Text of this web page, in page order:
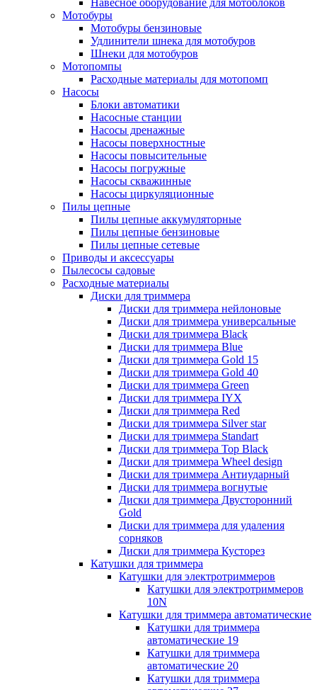
Навесное оборудование для мотоблоков
Мотобуры
Мотобуры бензиновые
Удлинители шнека для мотобуров
Шнеки для мотобуров
Мотопомпы
Расходные материалы для мотопомп
Насосы
Блоки автоматики
Насосные станции
Насосы дренажные
Насосы поверхностные
Насосы повысительные
Насосы погружные
Насосы скважинные
Насосы циркуляционные
Пилы цепные
Пилы цепные аккумуляторные
Пилы цепные бензиновые
Пилы цепные сетевые
Приводы и аксессуары
Пылесосы садовые
Расходные материалы
Диски для триммера
Диски для триммера нейлоновые
Диски для триммера универсальные
Диски для триммера Black
Диски для триммера Blue
Диски для триммера Gold 15
Диски для триммера Gold 40
Диски для триммера Green
Диски для триммера IYX
Диски для триммера Red
Диски для триммера Silver star
Диски для триммера Standart
Диски для триммера Top Black
Диски для триммера Wheel design
Диски для триммера Антиударный
Диски для триммера вогнутые
Диски для триммера Двусторонний
Gold
Диски для триммера для удаления
сорняков
Диски для триммера Кусторез
Катушки для триммера
Катушки для электротриммеров
Катушки для электротриммеров
10N
Катушки для триммера автоматические
Катушки для триммера
автоматические 19
Катушки для триммера
автоматические 20
Катушки для триммера